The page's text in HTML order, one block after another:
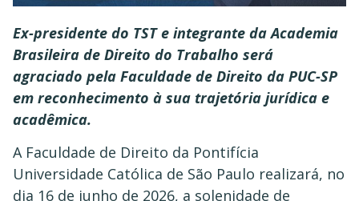
Ex-presidente do TST e integrante da Academia
Brasileira de Direito do Trabalho será
agraciado pela Faculdade de Direito da PUC-SP
em reconhecimento à sua trajetória jurídica e
acadêmica.
A Faculdade de Direito da Pontifícia
Universidade Católica de São Paulo realizará, no
dia 16 de junho de 2026, a solenidade de